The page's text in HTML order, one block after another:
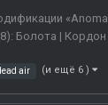
Болота |
air (и ещё 6 )